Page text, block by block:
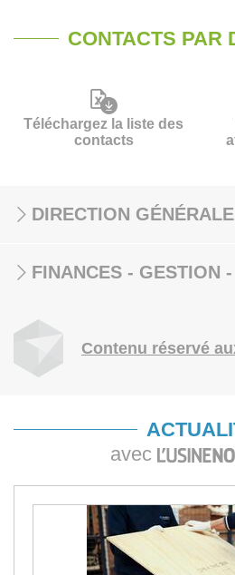
CONTACTS PAR
Téléchargez la liste des
contacts
DIRECTION GÉNÉRALE
FINANCES - GESTION
Contenu réservé
avec